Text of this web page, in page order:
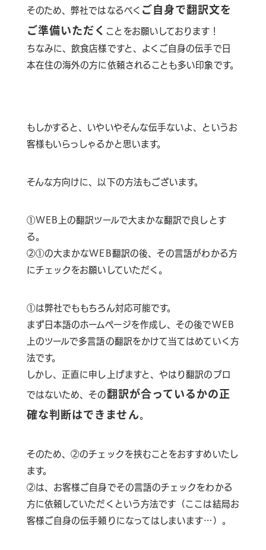
そのため、弊社ではなるべく ご自身で翻訳文を
ご準備いただく ことをお願いしております！
ちなみに、飲食店様ですと、よくご自身の伝手で日
本在住の海外の方に依頼されることも多い印象です。
もしかすると、いやいやそんな伝手ないよ、というお
客様もいらっしゃるかと思います。
そんな方向けに、以下の方法もございます。
①WEB上の翻訳ツールで大まかな翻訳で良しとす
る。
②①の大まかなWEB翻訳の後、その言語がわかる方
にチェックをお願いしていただく。
①は弊社でももちろん対応可能です。
まず日本語のホームページを作成し、その後でWEB
上のツールで多言語の翻訳をかけて当てはめていく方
法です。
しかし、正直に申し上げますと、やはり翻訳のプロ
ではないため、その翻訳が合っているかの正
確な判断はできません。
そのため、②のチェックを挟むことをおすすめいたし
ます。
②は、お客様ご自身でその言語のチェックをわかる
方に依頼していただくという方法です（ここは結局お
客様ご自身の伝手頼りになってはしまいます…）。